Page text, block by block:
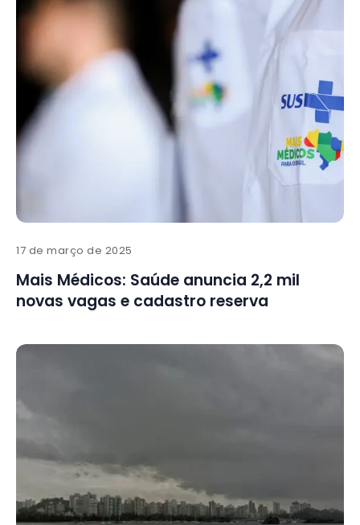
17 de março de 2025
Mais Médicos: Saúde anuncia 2,2 mil
novas vagas e cadastro reserva